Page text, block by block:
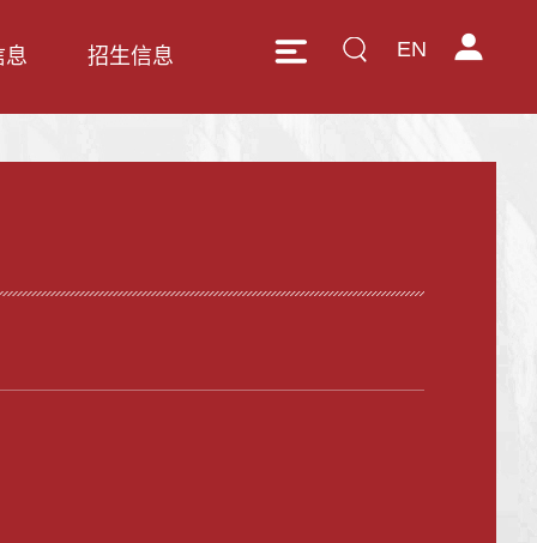
EN
息 招生信息